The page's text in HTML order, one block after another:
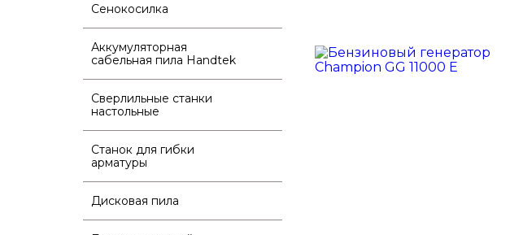
Сенокосилка
Аккумуляторная
сабельная пила Handtek
Сверлильные станки
настольные
Станок для гибки
арматуры
Дисковая пила